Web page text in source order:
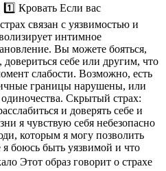
Кровать Если вас
связан с уязвимостью и
интимное
Вы можете бояться,
довериться себе или другим, что
слабости. Возможно, есть
границы нарушены, или
Скрытый страх:
и доверять себе и
я чувствую себя небезопасно
которым я могу позволить
я боюсь быть уязвимой и что
Этот образ говорит о страхе